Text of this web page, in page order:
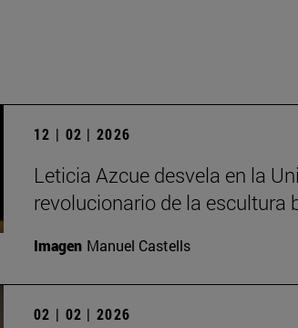
12 | 02 | 2026
Leticia Azcue desvela en la
revolucionario de la escultura
Imagen Manuel Castells
02 | 02 | 2026